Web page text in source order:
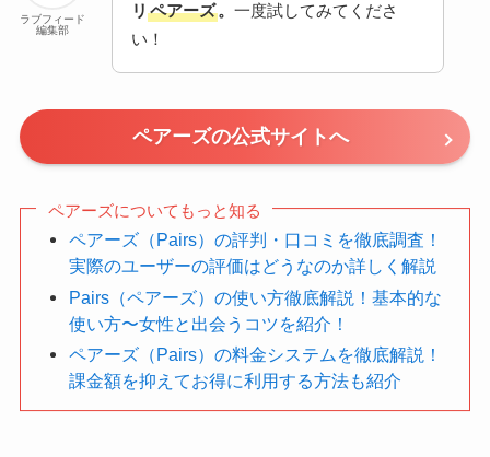
ラブフィード
編集部
リ ペアーズ。 一度試してみてくださ
い！
ペアーズの公式サイトへ
ペアーズについてもっと知る
ペアーズ（Pairs）の評判・口コミを徹底調査！
実際のユーザーの評価はどうなのか詳しく解説
Pairs（ペアーズ）の使い方徹底解説！基本的な
使い方〜女性と出会うコツを紹介！
ペアーズ（Pairs）の料金システムを徹底解説！
課金額を抑えてお得に利用する方法も紹介